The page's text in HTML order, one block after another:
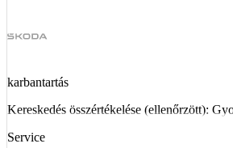
karbantartás
Kereskedés összértékelése (ellenőrzött):
Service